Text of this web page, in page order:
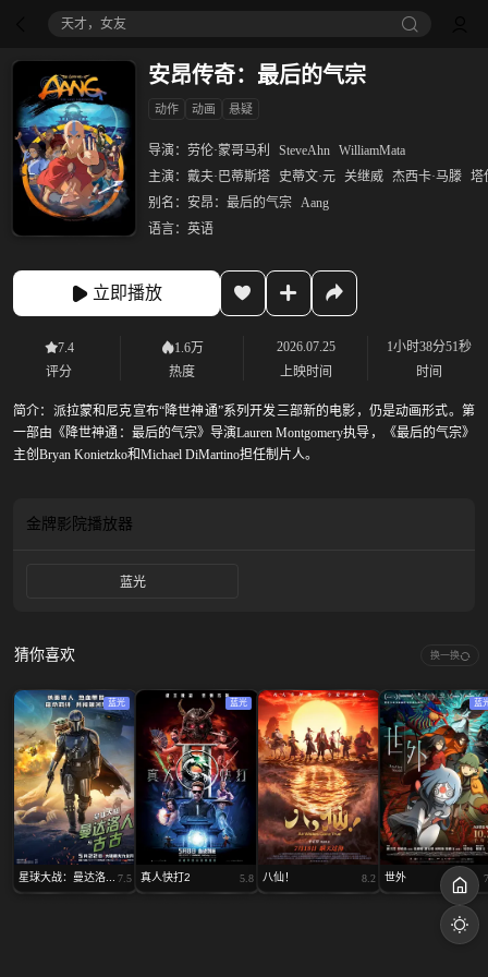
天才，女友
安昂传奇：最后的气宗
动作 动画 悬疑
导演： 劳伦·蒙哥马利 SteveAhn WilliamMata
主演： 戴夫·巴蒂斯塔 史蒂文·元 关继威 杰西卡·马滕 塔
别名： 安昂：最后的气宗 Aang
语言： 英语
立即播放
7.4
评分
1.6万
热度
2026.07.25
上映时间
1小时38分51秒
时间
简介： 派拉蒙和尼克宣布“降世神通”系列开发三部新的电影，仍是动画形式。第
一部由《降世神通：最后的气宗》导演Lauren Montgomery执导，《最后的气宗》
主创Bryan Konietzko和Michael DiMartino担任制片人。
金牌影院播放器
蓝光
猜你喜欢 换一换
蓝光
星球大战：曼达洛... 7.5
蓝光
真人快打2 5.8 八仙！ 8.2
蓝
世外